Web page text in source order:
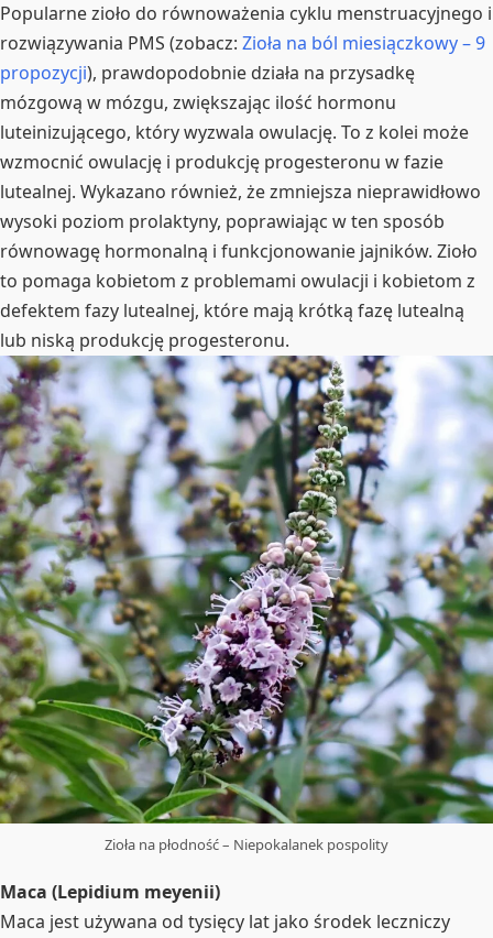
Popularne zioło do równoważenia cyklu menstruacyjnego i
rozwiązywania PMS (zobacz: Zioła na ból miesiączkowy – 9
propozycji), prawdopodobnie działa na przysadkę
mózgową w mózgu, zwiększając ilość hormonu
luteinizującego, który wyzwala owulację. To z kolei może
wzmocnić owulację i produkcję progesteronu w fazie
lutealnej. Wykazano również, że zmniejsza nieprawidłowo
wysoki poziom prolaktyny, poprawiając w ten sposób
równowagę hormonalną i funkcjonowanie jajników. Zioło
to pomaga kobietom z problemami owulacji i kobietom z
defektem fazy lutealnej, które mają krótką fazę lutealną
lub niską produkcję progesteronu.
Zioła na płodność – Niepokalanek pospolity
Maca (Lepidium meyenii)
Maca jest używana od tysięcy lat jako środek leczniczy